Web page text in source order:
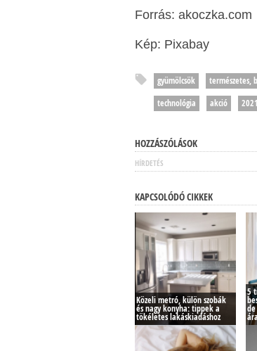
Forrás: akoczka.com
Kép: Pixabay
gyümölcsök természetes,
technológia
akció 2021
HOZZÁSZÓLÁSOK
HÍRDETÉS
KAPCSOLÓDÓ CIKKEK
Közeli metró, külön szobák
és nagy konyha: tippek a
tökéletes lakáskiadáshoz
5